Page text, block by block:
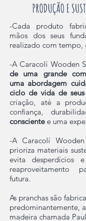
PRODUÇÃO E
-Cada produto
mãos dos seus
realizado com tempo,
-A Caracolí Wooden
de uma grande
uma abordagem
ciclo de vida de
criação, até a
confiança,
conscientee uma
-A Caracolí
prioriza materiais
evita desperdícios
reaproveitamento
futura.
As pranchas são
predominantemente,
madeira chamada